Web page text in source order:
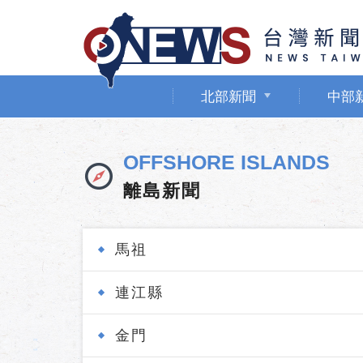
北部新聞 中部
OFFSHORE ISLANDS
離島新聞
馬祖
連江縣
金門